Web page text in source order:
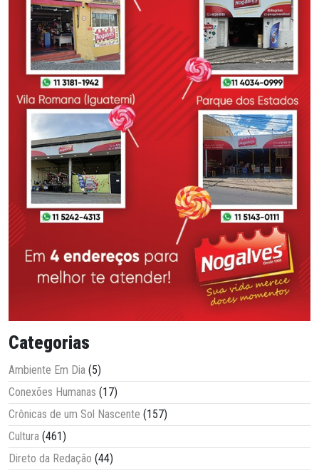
Categorias
Ambiente Em Dia (5)
Conexões Humanas (17)
Crônicas de um Sol Nascente (157)
Cultura (461)
Direto da Redação (44)